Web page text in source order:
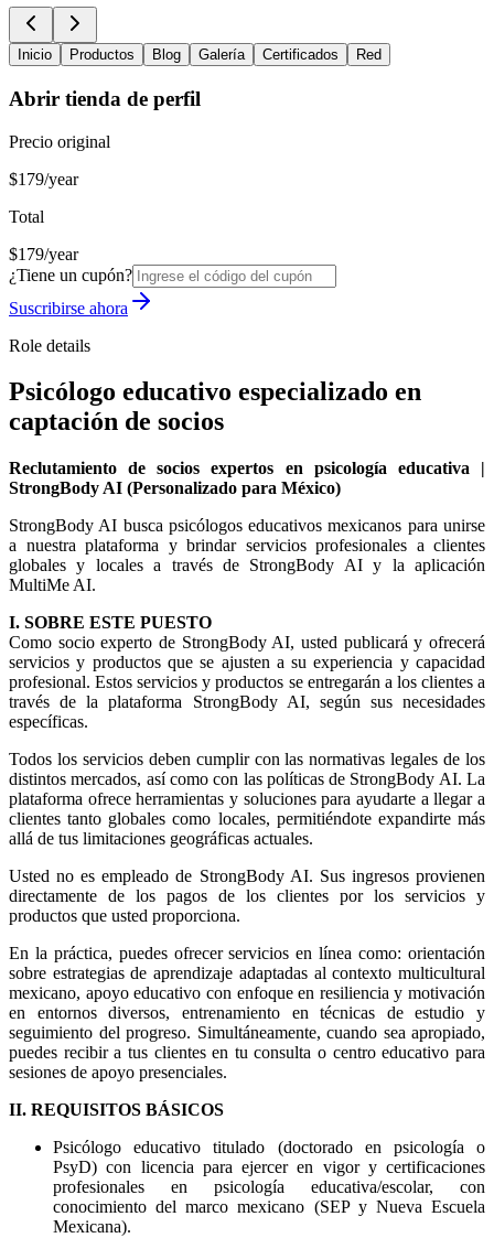
Inicio Productos Blog Galería Certificados Red
Abrir tienda de perfil
Precio original
$179/year
Total
$179/year
¿Tiene un cupón?
Suscribirse ahora
Role details
Psicólogo educativo especializado en
captación de socios
Reclutamiento de socios expertos en psicología educativa |
StrongBody AI (Personalizado para México)
StrongBody AI busca psicólogos educativos mexicanos para unirse
a nuestra plataforma y brindar servicios profesionales a clientes
globales y locales a través de StrongBody AI y la aplicación
MultiMe AI.
I. SOBRE ESTE PUESTO
Como socio experto de StrongBody AI, usted publicará y ofrecerá
servicios y productos que se ajusten a su experiencia y capacidad
profesional. Estos servicios y productos se entregarán a los clientes a
través de la plataforma StrongBody AI, según sus necesidades
específicas.
Todos los servicios deben cumplir con las normativas legales de los
distintos mercados, así como con las políticas de StrongBody AI. La
plataforma ofrece herramientas y soluciones para ayudarte a llegar a
clientes tanto globales como locales, permitiéndote expandirte más
allá de tus limitaciones geográficas actuales.
Usted no es empleado de StrongBody AI. Sus ingresos provienen
directamente de los pagos de los clientes por los servicios y
productos que usted proporciona.
En la práctica, puedes ofrecer servicios en línea como: orientación
sobre estrategias de aprendizaje adaptadas al contexto multicultural
mexicano, apoyo educativo con enfoque en resiliencia y motivación
en entornos diversos, entrenamiento en técnicas de estudio y
seguimiento del progreso. Simultáneamente, cuando sea apropiado,
puedes recibir a tus clientes en tu consulta o centro educativo para
sesiones de apoyo presenciales.
II. REQUISITOS BÁSICOS
Psicólogo educativo titulado (doctorado en psicología o
PsyD) con licencia para ejercer en vigor y certificaciones
profesionales en psicología educativa/escolar, con
conocimiento del marco mexicano (SEP y Nueva Escuela
Mexicana).